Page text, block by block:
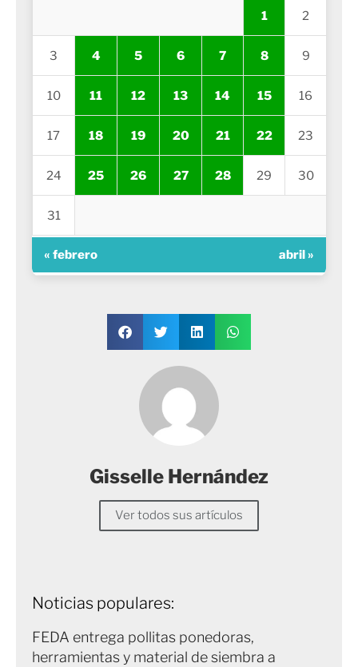
1 2
3 4 5 6 7 8 9
10 11 12 13 14 15 16
17 18 19 20 21 22 23
24 25 26 27 28 29 30
31
« febrero abril »
Gisselle Hernández
Ver todos sus artículos
Noticias populares:
FEDA entrega pollitas ponedoras,
herramientas y material de siembra a